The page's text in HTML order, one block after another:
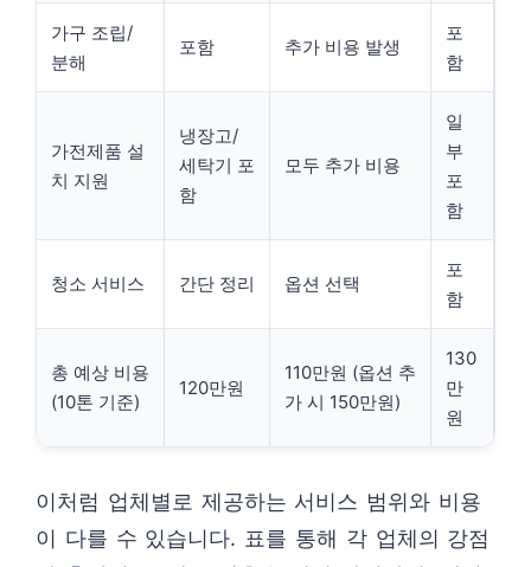
가구 조립/
분해
포함 추가 비용 발생
포
함
가전제품 설
치 지원
냉장고/
세탁기 포
함
모두 추가 비용
일
부
포
함
청소 서비스 간단 정리 옵션 선택
포
함
총 예상 비용
(10톤 기준)
120만원
110만원 (옵션 추
가 시 150만원)
130
만
원
이처럼 업체별로 제공하는 서비스 범위와 비용
이 다를 수 있습니다. 표를 통해 각 업체의 강점